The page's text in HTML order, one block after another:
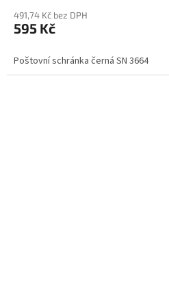
491,74 Kč bez DPH
595 Kč
Poštovní schránka černá SN 3664